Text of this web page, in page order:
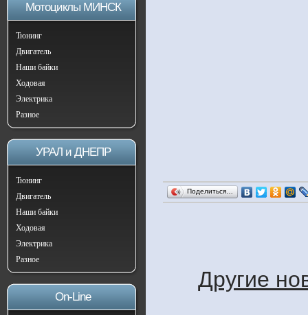
Мотоциклы МИНСК
Тюнинг
Двигатель
Наши байки
Ходовая
Электрика
Разное
УРАЛ и ДНЕПР
Тюнинг
Двигатель
Наши байки
Ходовая
Электрика
Разное
On-Line
Поделиться…
Другие